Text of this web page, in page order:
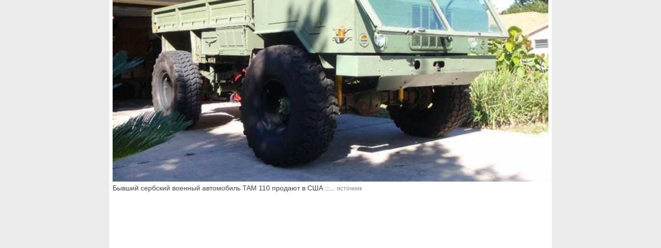
Бывший сербский военный автомобиль TAM 110 продают в США ::... источник